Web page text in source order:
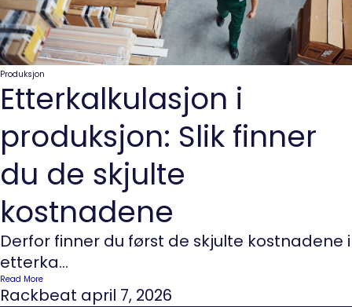
Produksjon
Etterkalkulasjon i
produksjon: Slik finner
du de skjulte
kostnadene
Derfor finner du først de skjulte kostnadene i
etterka...
Read More
Rackbeat april 7, 2026